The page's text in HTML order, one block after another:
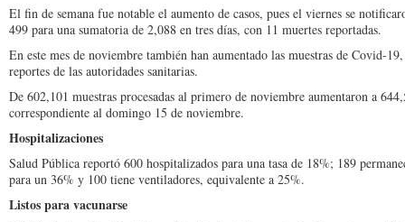
El fin de semana fue notable el aumento de casos, pues el viernes se
499 para una sumatoria de 2,088 en tres días, con 11 muertes reportadas.
En este mes de noviembre también han aumentado las muestras de Covid-
reportes de las autoridades sanitarias.
De 602,101 muestras procesadas al primero de noviembre aumentaron a
correspondiente al domingo 15 de noviembre.
Hospitalizaciones
Salud Pública reportó 600 hospitalizados para una tasa de 18%; 189
para un 36% y 100 tiene ventiladores, equivalente a 25%.
Listos para vacunarse